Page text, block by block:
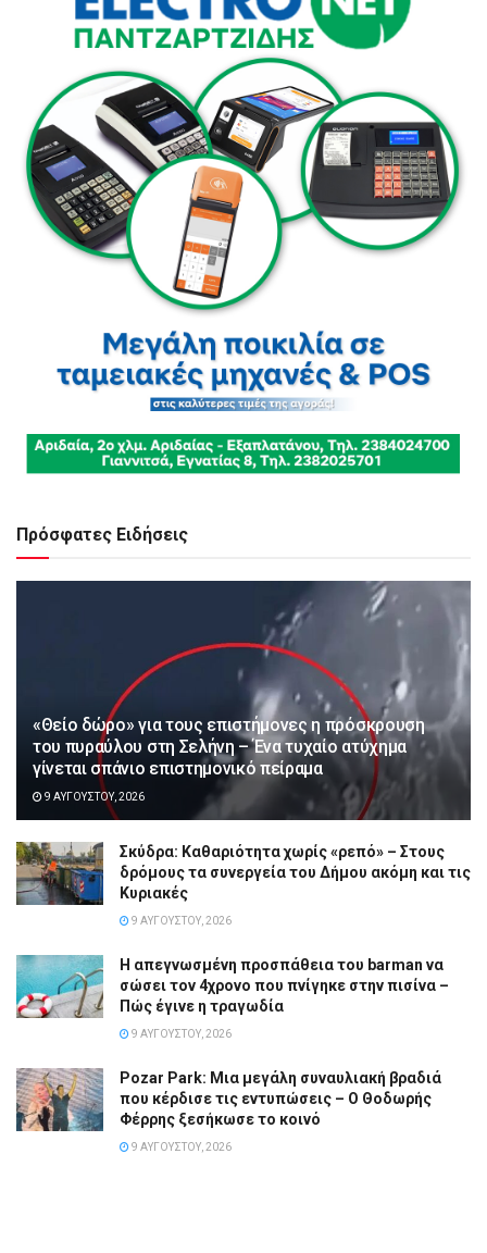
Πρόσφατες Ειδήσεις
«Θείο δώρο» για τους επιστήμονες η πρόσκρουση
του πυραύλου στη Σελήνη – Ένα τυχαίο ατύχημα
γίνεται σπάνιο επιστημονικό πείραμα
9 ΑΥΓΟΎΣΤΟΥ, 2026
Σκύδρα: Καθαριότητα χωρίς «ρεπό» – Στους
δρόμους τα συνεργεία του Δήμου ακόμη και τις
Κυριακές
9 ΑΥΓΟΎΣΤΟΥ, 2026
Η απεγνωσμένη προσπάθεια του barman να
σώσει τον 4χρονο που πνίγηκε στην πισίνα –
Πώς έγινε η τραγωδία
9 ΑΥΓΟΎΣΤΟΥ, 2026
Pozar Park: Μια μεγάλη συναυλιακή βραδιά
που κέρδισε τις εντυπώσεις – Ο Θοδωρής
Φέρρης ξεσήκωσε το κοινό
9 ΑΥΓΟΎΣΤΟΥ, 2026